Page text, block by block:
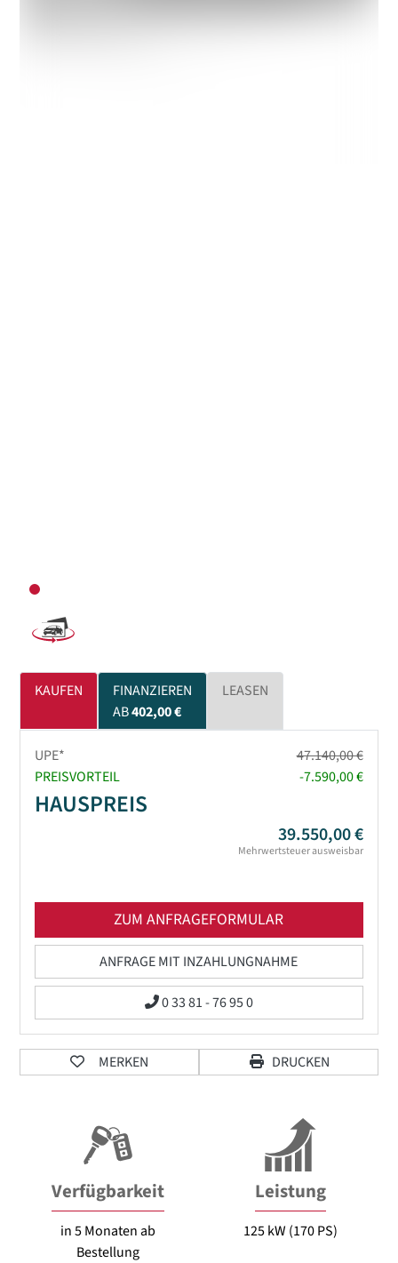
KAUFEN
FINANZIEREN
AB402,00 €
LEASEN
UPE*
47.140,00 €
PREISVORTEIL
-7.590,00 €
HAUSPREIS
39.550,00 €
Mehrwertsteuer ausweisbar
ZUM ANFRAGEFORMULAR
ANFRAGE MIT INZAHLUNGNAHME
0 33 81 - 76 95 0
MERKEN DRUCKEN
Verfügbarkeit
in 5 Monaten ab
Bestellung
Leistung
125 kW (170 PS)